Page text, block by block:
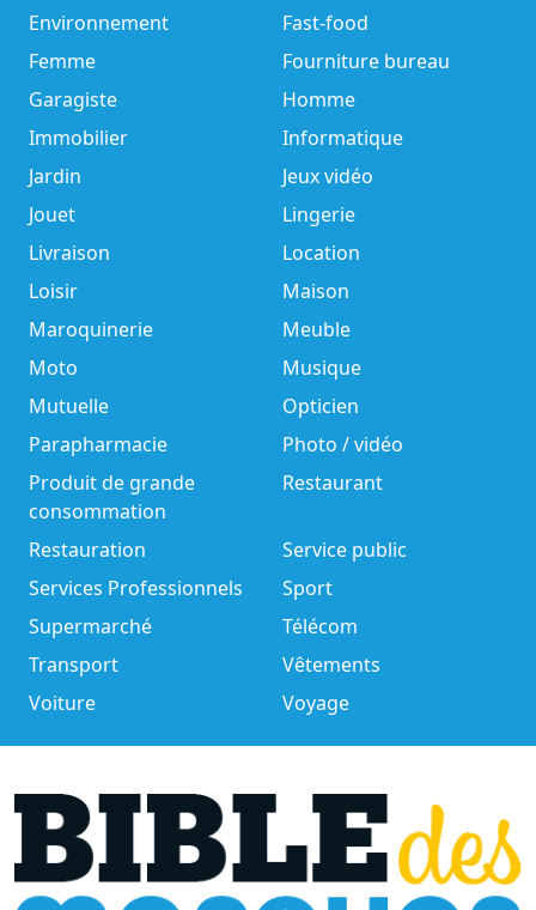
Environnement
Fast-food
Femme
Fourniture bureau
Garagiste
Homme
Immobilier
Informatique
Jardin
Jeux vidéo
Jouet
Lingerie
Livraison
Location
Loisir
Maison
Maroquinerie
Meuble
Moto
Musique
Mutuelle
Opticien
Parapharmacie
Photo / vidéo
Produit de grande
consommation
Restaurant
Restauration
Service public
Services Professionnels
Sport
Supermarché
Télécom
Transport
Vêtements
Voiture
Voyage